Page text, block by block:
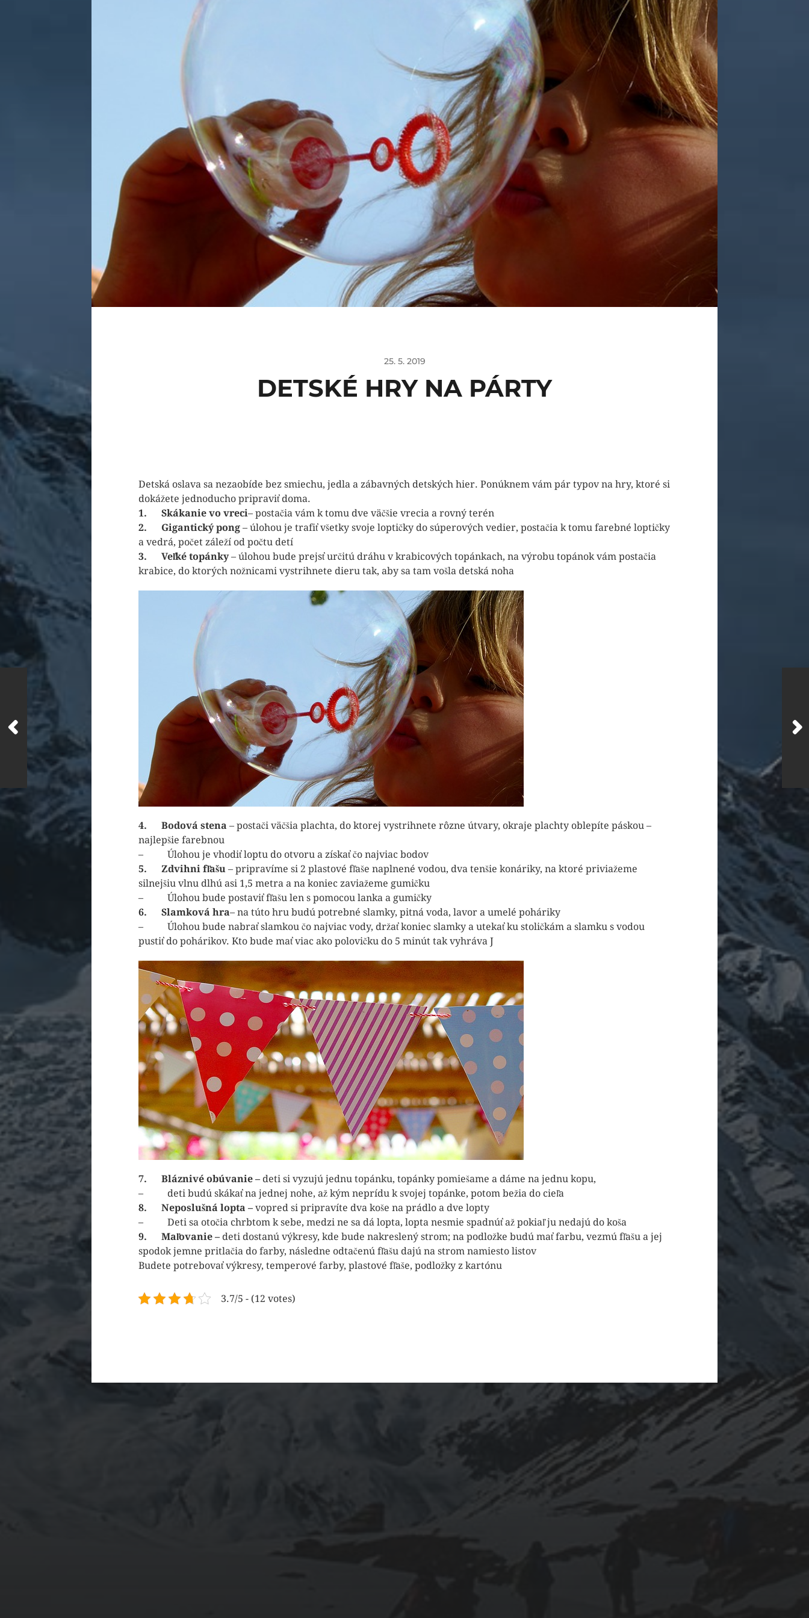
25. 5. 2019
DETSKÉ HRY NA PÁRTY
Detská oslava sa nezaobíde bez smiechu, jedla a zábavných detských hier. Ponúknem vám pár typov na hry, ktoré si
dokážete jednoducho pripraviť doma.
1. Skákanie vo vreci– postačia vám k tomu dve väčšie vrecia a rovný terén
2. Gigantický pong – úlohou je trafiť všetky svoje loptičky do súperových vedier, postačia k tomu farebné loptičky
a vedrá, počet záleží od počtu detí
3. Veľké topánky– úlohou bude prejsť určitú dráhu v krabicových topánkach, na výrobu topánok vám postačia
krabice, do ktorých nožnicami vystrihnete dieru tak, aby sa tam vošla detská noha
4. Bodová stena – postači väčšia plachta, do ktorej vystrihnete rôzne útvary, okraje plachty oblepíte páskou –
najlepšie farebnou
– Úlohou je vhodiť loptu do otvoru a získať čo najviac bodov
5. Zdvihni fľašu – pripravíme si 2 plastové fľaše naplnené vodou, dva tenšie konáriky, na ktoré priviažeme
silnejšiu vlnu dlhú asi 1,5 metra a na koniec zaviažeme gumičku
– Úlohou bude postaviť fľašu len s pomocou lanka a gumičky
6. Slamková hra– na túto hru budú potrebné slamky, pitná voda, lavor a umelé poháriky
– Úlohou bude nabrať slamkou čo najviac vody, držať koniec slamky a utekať ku stoličkám a slamku s vodou
pustiť do pohárikov. Kto bude mať viac ako polovičku do 5 minút tak vyhráva J
7. Bláznivé obúvanie – deti si vyzujú jednu topánku, topánky pomiešame a dáme na jednu kopu,
– deti budú skákať na jednej nohe, až kým neprídu k svojej topánke, potom bežia do cieľa
8. Neposlušná lopta – vopred si pripravíte dva koše na prádlo a dve lopty
– Deti sa otočia chrbtom k sebe, medzi ne sa dá lopta, lopta nesmie spadnúť až pokiaľ ju nedajú do koša
9. Maľovanie – deti dostanú výkresy, kde bude nakreslený strom; na podložke budú mať farbu, vezmú fľašu a jej
spodok jemne pritlačia do farby, následne odtačenú fľašu dajú na strom namiesto listov
Budete potrebovať výkresy, temperové farby, plastové fľaše, podložky z kartónu
3.7/5 - (12 votes)